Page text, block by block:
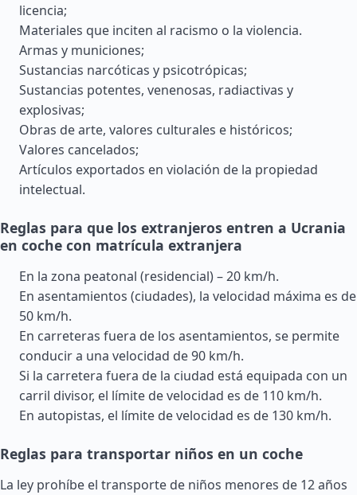
licencia;
Materiales que inciten al racismo o la violencia.
Armas y municiones;
Sustancias narcóticas y psicotrópicas;
Sustancias potentes, venenosas, radiactivas y
explosivas;
Obras de arte, valores culturales e históricos;
Valores cancelados;
Artículos exportados en violación de la propiedad
intelectual.
Reglas para que los extranjeros entren a Ucrania
en coche con matrícula extranjera
En la zona peatonal (residencial) – 20 km/h.
En asentamientos (ciudades), la velocidad máxima es de
50 km/h.
En carreteras fuera de los asentamientos, se permite
conducir a una velocidad de 90 km/h.
Si la carretera fuera de la ciudad está equipada con un
carril divisor, el límite de velocidad es de 110 km/h.
En autopistas, el límite de velocidad es de 130 km/h.
Reglas para transportar niños en un coche
La ley prohíbe el transporte de niños menores de 12 años